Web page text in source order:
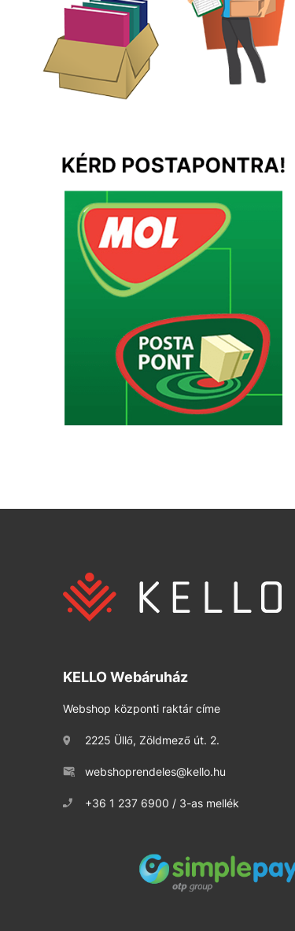
KELLO Webáruház
Webshop központi raktár címe
2225 Üllő, Zöldmező út. 2.
webshoprendeles@kello.hu
+36 1 237 6900 / 3-as mellék